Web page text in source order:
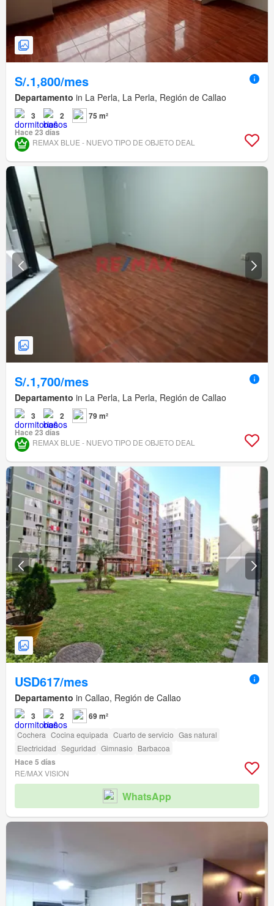
S/.1,800/mes
Departamento in La Perla, La Perla, Región de Callao
3 2
75 m²
Hace 23 días
REMAX BLUE - NUEVO TIPO DE OBJETO DEAL
S/.1,700/mes
Departamento in La Perla, La Perla, Región de Callao
3 2
79 m²
Hace 23 días
REMAX BLUE - NUEVO TIPO DE OBJETO DEAL
USD617/mes
Departamento in Callao, Región de Callao
3 2 69 m²
Cochera Cocina equipada Cuarto de servicio Gas natural
Electricidad Seguridad Gimnasio Barbacoa
Hace 5 días
RE/MAX VISION
WhatsApp